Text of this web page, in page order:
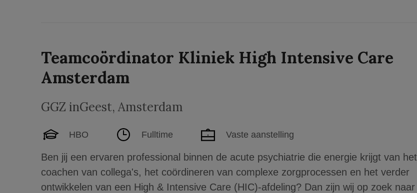
Teamcoördinator Kliniek High Intensive Care
Amsterdam
GGZ inGeest,Amsterdam
HBO Fulltime Vaste aanstelling
Ben jij een ervaren professional binnen de acute psychiatrie die energie krijgt van het
coachen van collega's, het coördineren van complexe zorgprocessen en het verder
ontwikkelen van een High & Intensive Care (HIC)-afdeling? Dan zijn wij op zoek naar